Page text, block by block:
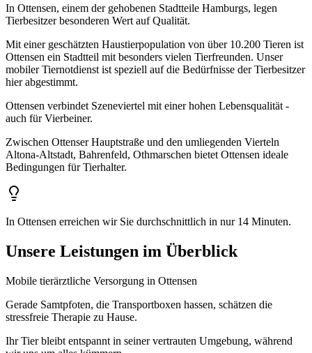
In Ottensen, einem der gehobenen Stadtteile Hamburgs, legen
Tierbesitzer besonderen Wert auf Qualität.
Mit einer geschätzten Haustierpopulation von über 10.200 Tieren ist
Ottensen ein Stadtteil mit besonders vielen Tierfreunden. Unser
mobiler Tiernotdienst ist speziell auf die Bedürfnisse der Tierbesitzer
hier abgestimmt.
Ottensen verbindet Szeneviertel mit einer hohen Lebensqualität -
auch für Vierbeiner.
Zwischen Ottenser Hauptstraße und den umliegenden Vierteln
Altona-Altstadt, Bahrenfeld, Othmarschen bietet Ottensen ideale
Bedingungen für Tierhalter.
In Ottensen erreichen wir Sie durchschnittlich in nur 14 Minuten.
Unsere Leistungen im Überblick
Mobile tierärztliche Versorgung in Ottensen
Gerade Samtpfoten, die Transportboxen hassen, schätzen die
stressfreie Therapie zu Hause.
Ihr Tier bleibt entspannt in seiner vertrauten Umgebung, während